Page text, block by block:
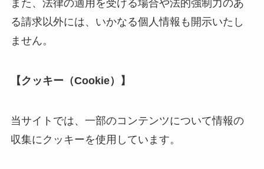
また、法律の適用を受ける場合や法的強制力のあ
る請求以外には、いかなる個人情報も開示いたし
ません。
【クッキー（Cookie）】
当サイトでは、一部のコンテンツについて情報の
収集にクッキーを使用しています。